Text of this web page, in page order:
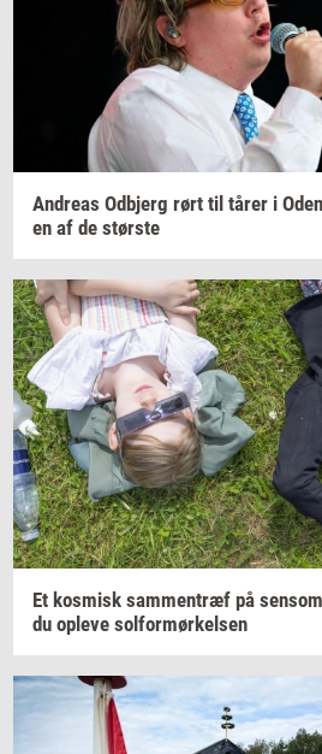
An­dreas Od­b­jerg rørt til tårer i
en af de stør­ste
Et kos­misk sam­men­træf på
du op­le­ve sol­for­mør­kel­sen